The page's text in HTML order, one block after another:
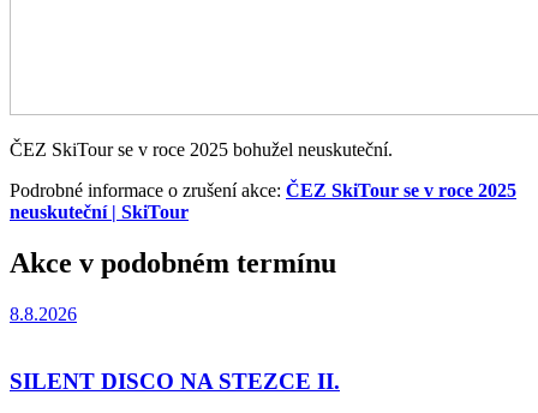
ČEZ SkiTour se v roce 2025 bohužel neuskuteční.
Podrobné informace o zrušení akce: ČEZ SkiTour se v roce 2025
neuskuteční | SkiTour
Akce v podobném termínu
8.8.2026
SILENT DISCO NA STEZCE II.